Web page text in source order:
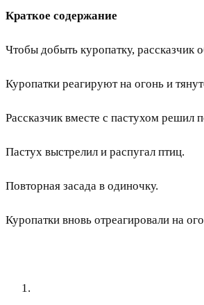
Краткое содержание
Чтобы добыть куропатку, рассказчик
Куропатки реагируют на огонь и
Рассказчик вместе с пастухом решил
Пастух выстрелил и распугал птиц.
Повторная засада в одиночку.
Куропатки вновь отреагировали на